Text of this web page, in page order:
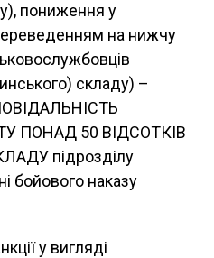
пониження у
на нижчу
складу) –
ПОНАД 50 ВІДСОТКІВ
підрозділу
бойового наказу
у вигляді